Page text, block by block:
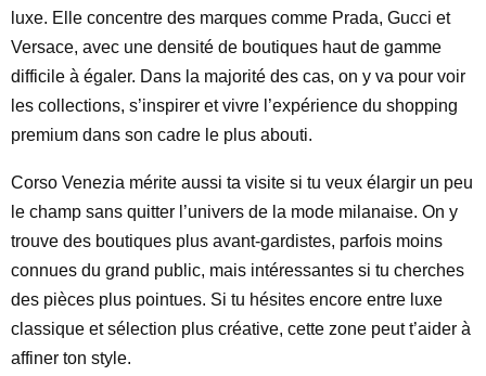
luxe. Elle concentre des marques comme Prada, Gucci et
Versace, avec une densité de boutiques haut de gamme
difficile à égaler. Dans la majorité des cas, on y va pour voir
les collections, s’inspirer et vivre l’expérience du shopping
premium dans son cadre le plus abouti.
Corso Venezia mérite aussi ta visite si tu veux élargir un peu
le champ sans quitter l’univers de la mode milanaise. On y
trouve des boutiques plus avant-gardistes, parfois moins
connues du grand public, mais intéressantes si tu cherches
des pièces plus pointues. Si tu hésites encore entre luxe
classique et sélection plus créative, cette zone peut t’aider à
affiner ton style.